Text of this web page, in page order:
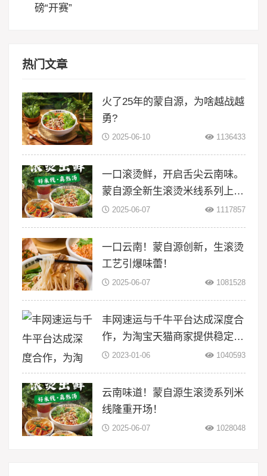
磅“开赛”
热门文章
火了25年的蒙自源，为啥越战越
勇?
2025-06-10 1136433
一口滚烫鲜，开启舌尖云南味。
蒙自源全新生滚烫米线系列上
线！2025-06-07 1117857
一口云南！蒙自源创新，生滚烫
工艺引爆味蕾！
2025-06-07 1081528
丰网速运与千牛平台达成深度合
作，为淘宝天猫商家提供稳定物
流服务
2023-01-06 1040593
云南味道！蒙自源生滚烫系列米
线隆重开场！
2025-06-07 1028048